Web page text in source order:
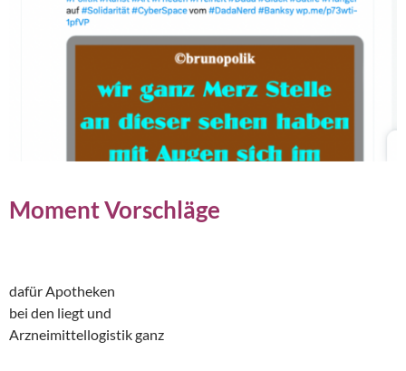
Moment Vorschläge
dafür Apotheken
bei den liegt und
Arzneimittellogistik ganz